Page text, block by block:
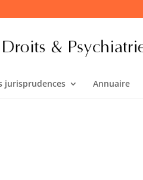
jurisprudences Annuaire